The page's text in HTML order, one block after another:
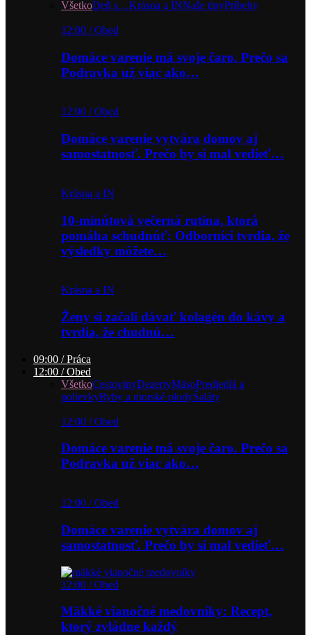
VšetkoDeň s…Krásna a INNaše tipyPríbehy
12:00 / Obed
Domáce varenie má svoje čaro. Prečo sa
Podravka už viac ako…
12:00 / Obed
Domáce varenie vytvára domov aj
samostatnosť. Prečo by si mal vedieť…
Krásna a IN
10-minútová večerná rutina, ktorá
pomáha schudnúť: Odborníci tvrdia, že
výsledky môžete…
Krásna a IN
Ženy si začali dávať kolagén do kávy a
tvrdia, že chudnú…
09:00 / Práca
12:00 / Obed
VšetkoCestovinyDezertyMäsoPredjedlá a
polievkyRyby a morské plodyŠaláty
12:00 / Obed
Domáce varenie má svoje čaro. Prečo sa
Podravka už viac ako…
12:00 / Obed
Domáce varenie vytvára domov aj
samostatnosť. Prečo by si mal vedieť…
12:00 / Obed
Mäkké vianočné medovníky: Recept,
ktorý zvládne každý